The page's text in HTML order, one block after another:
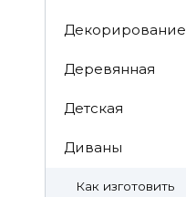
Декорирование
Деревянная
Детская
Диваны
Как изготовить